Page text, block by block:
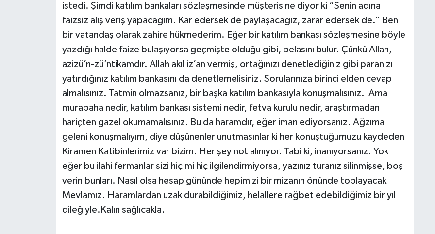
istedi. Şimdi katılım bankaları sözleşmesinde müşterisine diyor ki “Senin adına
faizsiz alış veriş yapacağım. Kar edersek de paylaşacağız, zarar edersek de.” Ben
bir vatandaş olarak zahire hükmederim. Eğer bir katılım bankası sözleşmesine böyle
yazdığı halde faize bulaşıyorsa geçmişte olduğu gibi, belasını bulur. Çünkü Allah,
azizü’n-zü’ntikamdır. Allah akıl iz’an vermiş, ortağınızı denetlediğiniz gibi paranızı
yatırdığınız katılım bankasını da denetlemelisiniz. Sorularınıza birinci elden cevap
almalısınız. Tatmin olmazsanız, bir başka katılım bankasıyla konuşmalısınız. Ama
murabaha nedir, katılım bankası sistemi nedir, fetva kurulu nedir, araştırmadan
hariçten gazel okumamalısınız. Bu da haramdır, eğer iman ediyorsanız. Ağzıma
geleni konuşmalıyım, diye düşünenler unutmasınlar ki her konuştuğumuzu kaydeden
Kiramen Katibinlerimiz var bizim. Her şey not alınıyor. Tabi ki, inanıyorsanız. Yok
eğer bu ilahi fermanlar sizi hiç mi hiç ilgilendirmiyorsa, yazınız turanız silinmişse, boş
verin bunları. Nasıl olsa hesap gününde hepimizi bir mizanın önünde toplayacak
Mevlamız. Haramlardan uzak durabildiğimiz, helallere rağbet edebildiğimiz bir yıl
dileğiyle.Kalın sağlıcakla.